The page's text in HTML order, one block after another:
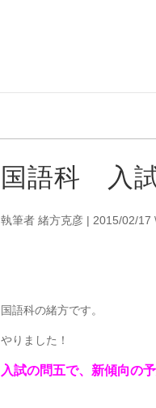
国語科 入試
執筆者 緒方克彦| 2015/02/17
国語科の緒方です。
やりました！
入試の問五で、新傾向の